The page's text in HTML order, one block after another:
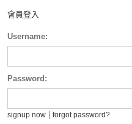
會員登入
Username:
Password:
signup now forgot password?